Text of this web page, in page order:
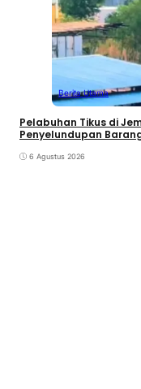
Berita Utama
Pelabuhan Tikus di
Penyelundupan
6 Agustus 2026